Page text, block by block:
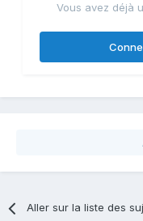
Vous avez déjà
Aller sur la liste des